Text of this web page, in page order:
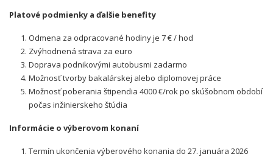
Platové podmienky a ďalšie benefity
Odmena za odpracované hodiny je 7 € / hod
Zvýhodnená strava za euro
Doprava podnikovými autobusmi zadarmo
Možnosť tvorby bakalárskej alebo diplomovej práce
Možnosť poberania štipendia 4000 €/rok po skúšobnom období
počas inžinierskeho štúdia
Informácie o výberovom konaní
Termín ukončenia výberového konania do 27. januára 2026